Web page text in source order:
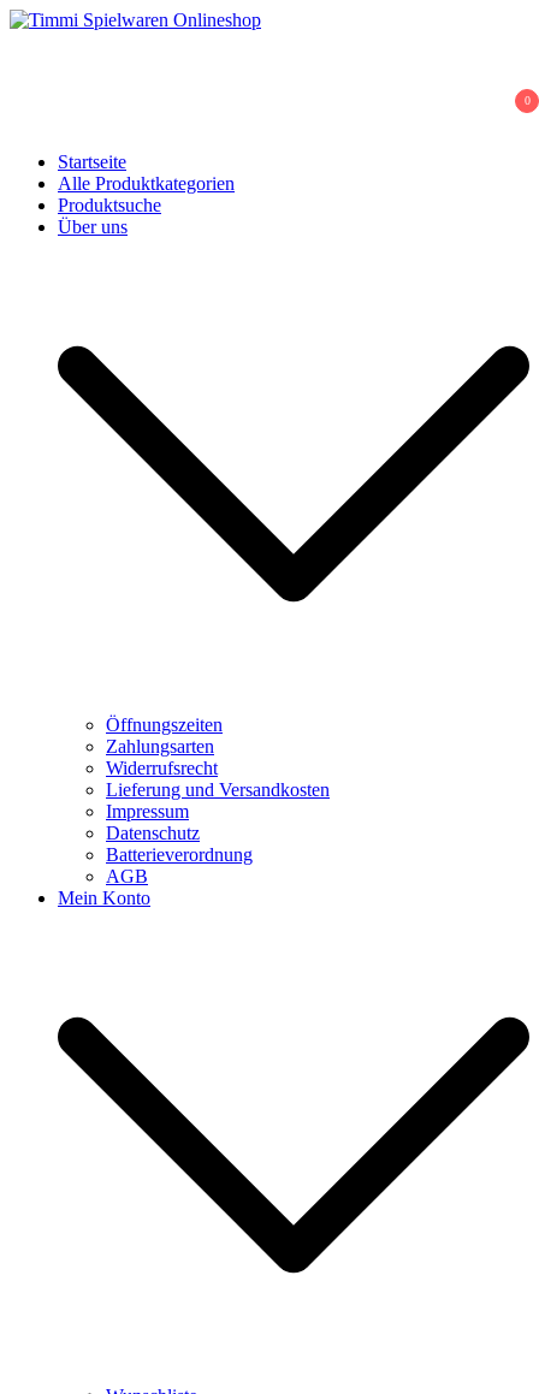
Skip
0
Startseite
Alle Produktkategorien
Produktsuche
Über uns
Öffnungszeiten
Zahlungsarten
Widerrufsrecht
Lieferung und Versandkosten
Impressum
Datenschutz
Batterieverordnung
AGB
Mein Konto